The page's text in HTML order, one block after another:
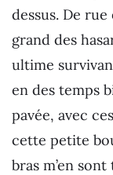
dessus. De
grand des
ultime
en des temps
pavée, avec
cette petite
bras m’en